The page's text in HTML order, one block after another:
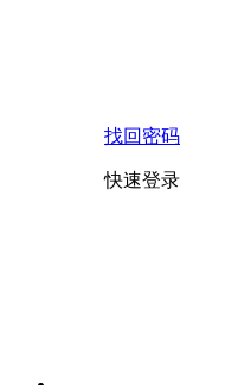
找回密码
快速登录